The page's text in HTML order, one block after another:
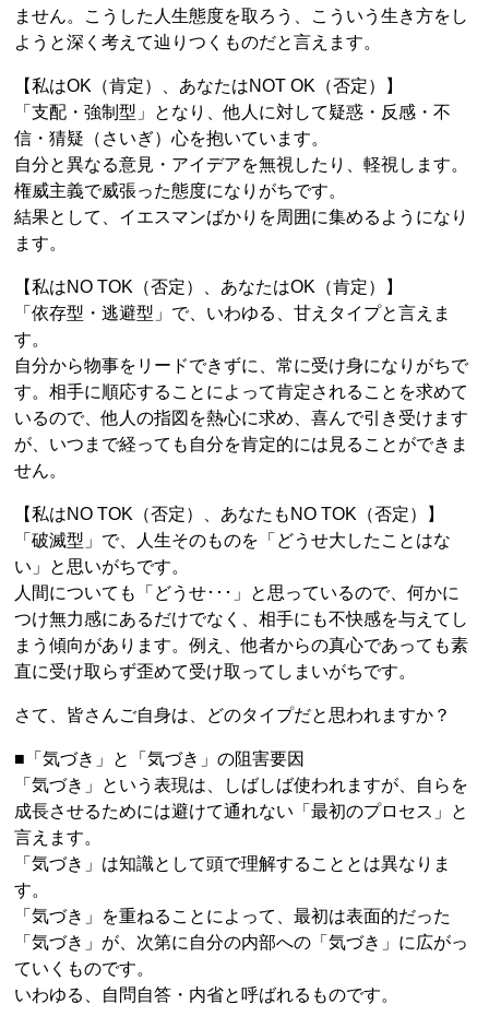
ません。こうした人生態度を取ろう、こういう生き方をし
ようと深く考えて辿りつくものだと言えます。
【私はOK（肯定）、あなたはNOT OK（否定）】
「支配・強制型」となり、他人に対して疑惑・反感・不
信・猜疑（さいぎ）心を抱いています。
自分と異なる意見・アイデアを無視したり、軽視します。
権威主義で威張った態度になりがちです。
結果として、イエスマンばかりを周囲に集めるようになり
ます。
【私はNO TOK（否定）、あなたはOK（肯定）】
「依存型・逃避型」で、いわゆる、甘えタイプと言えま
す。
自分から物事をリードできずに、常に受け身になりがちで
す。相手に順応することによって肯定されることを求めて
いるので、他人の指図を熱心に求め、喜んで引き受けます
が、いつまで経っても自分を肯定的には見ることができま
せん。
【私はNO TOK（否定）、あなたもNO TOK（否定）】
「破滅型」で、人生そのものを「どうせ大したことはな
い」と思いがちです。
人間についても「どうせ･･･」と思っているので、何かに
つけ無力感にあるだけでなく、相手にも不快感を与えてし
まう傾向があります。例え、他者からの真心であっても素
直に受け取らず歪めて受け取ってしまいがちです。
さて、皆さんご自身は、どのタイプだと思われますか？
■「気づき」と「気づき」の阻害要因
「気づき」という表現は、しばしば使われますが、自らを
成長させるためには避けて通れない「最初のプロセス」と
言えます。
「気づき」は知識として頭で理解することとは異なりま
す。
「気づき」を重ねることによって、最初は表面的だった
「気づき」が、次第に自分の内部への「気づき」に広がっ
ていくものです。
いわゆる、自問自答・内省と呼ばれるものです。